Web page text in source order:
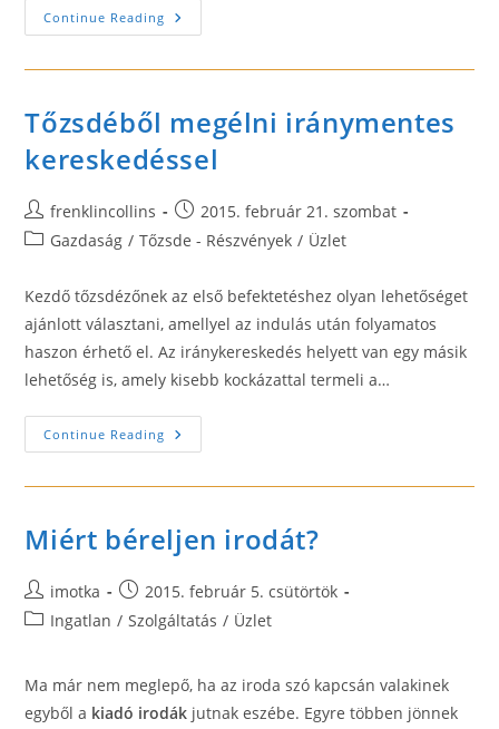
Continue Reading Workania
–
Tudnivalók
Tőzsdéből megélni iránymentes
kereskedéssel
Post
author:
frenklincollins
Post
published:
2015. február 21. szombat
PostGazdaság / Tőzsde - Részvények / Üzlet
Kezdő tőzsdézőnek az első befektetéshez olyan lehetőséget
ajánlott választani, amellyel az indulás után folyamatos
haszon érhető el. Az iránykereskedés helyett van egy másik
lehetőség is, amely kisebb kockázattal termeli a…
Continue Reading Tőzsdéből
Megélni
Kereskedéssel
Miért béreljen irodát?
Post
author:
imotka
Post
published:
2015. február 5. csütörtök
PostIngatlan / Szolgáltatás / Üzlet
Ma már nem meglepő, ha az iroda szó kapcsán valakinek
egyből a kiadó irodák jutnak eszébe. Egyre többen jönnek